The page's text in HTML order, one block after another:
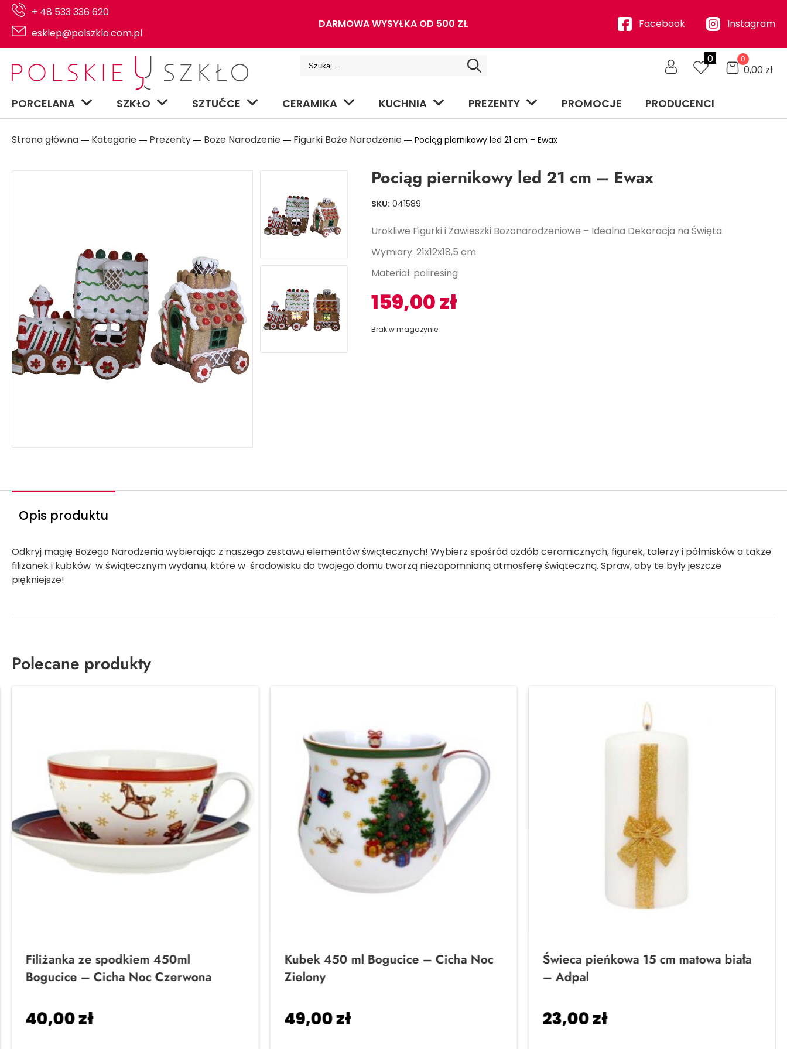
+ 48 533 336 620
esklep@polszklo.com.pl
DARMOWA WYSYŁKA OD 500 ZŁ Facebook Instagram
0 0
0,00 zł
PORCELANA SZKŁO SZTUĆCE CERAMIKA KUCHNIA PREZENTY PROMOCJE PRODUCENCI
Strona główna ― Kategorie ― Prezenty ― Boże Narodzenie ― Figurki Boże Narodzenie ― Pociąg piernikowy led 21 cm – Ewax
Pociąg piernikowy led 21 cm – Ewax
SKU: 041589
Urokliwe Figurki i Zawieszki Bożonarodzeniowe – Idealna Dekoracja na Święta.
Wymiary: 21x12x18,5 cm
Materiał: poliresing
159,00zł
Brak w magazynie
Opis produktu
Odkryj magię Bożego Narodzenia wybierając z naszego zestawu elementów świątecznych! Wybierz spośród ozdób ceramicznych, figurek, talerzy i półmisków a także
filiżanek i kubków w świątecznym wydaniu, które w środowisku do twojego domu tworzą niezapomnianą atmosferę świąteczną. Spraw, aby te były jeszcze
piękniejsze!
Polecane produkty
Filiżanka ze spodkiem 450ml
Bogucice – Cicha Noc Czerwona
40,00zł
Kubek 450 ml Bogucice – Cicha Noc
Zielony
49,00zł
Świeca pieńkowa 15 cm matowa biała
– Adpal
23,00zł